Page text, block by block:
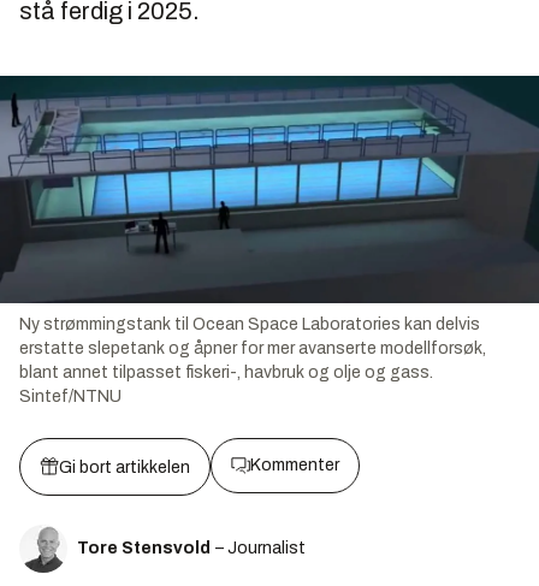
stå ferdig i 2025.
Ny strømmingstank til Ocean Space Laboratories kan delvis
erstatte slepetank og åpner for mer avanserte modellforsøk,
blant annet tilpasset fiskeri-, havbruk og olje og gass.
Sintef/NTNU
Gi bort artikkelen Kommenter
Tore Stensvold – Journalist